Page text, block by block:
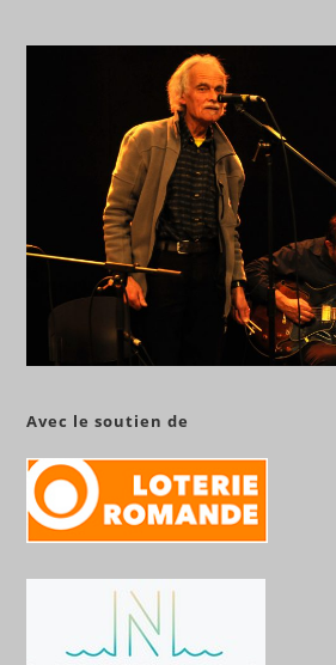
Avec le soutien de